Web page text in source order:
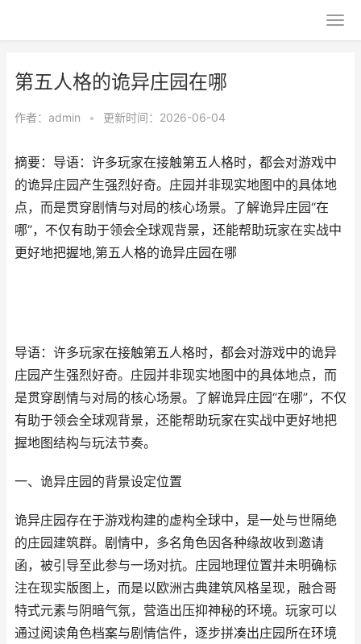
第五人格的诡异庄园在哪
作者： admin • 更新时间：2026-06-04
摘要：导语：许多玩家在接触第五人格时，都会对游戏中
的诡异庄园产生强烈好奇。庄园并非现实地图中的具体地
点，而是贯穿剧情与对局的核心场景。了解诡异庄园“在
哪”，不仅有助于领会全球观背景，还能帮助玩家在实战中
更好地把握地,第五人格的诡异庄园在哪
导语：许多玩家在接触第五人格时，都会对游戏中的诡异
庄园产生强烈好奇。庄园并非现实地图中的具体地点，而
是贯穿剧情与对局的核心场景。了解诡异庄园“在哪”，不仅
有助于领会全球观背景，还能帮助玩家在实战中更好地把
握地图结构与玩法节奏。
一、诡异庄园的背景设定位置
诡异庄园存在于游戏构建的虚构全球中，是一处与世隔绝
的庄园建筑群。剧情中，多名角色因各种缘故收到邀请
函，被引导至此参与一场对抗。庄园地理位置并未明确标
注在现实版图上，而是以欧洲古典建筑风格呈现，融合哥
特式元素与阴暗气氛，营造出压抑神秘的环境。玩家可以
通过阅读角色档案与剧情信件，逐步拼凑出庄园所在环境